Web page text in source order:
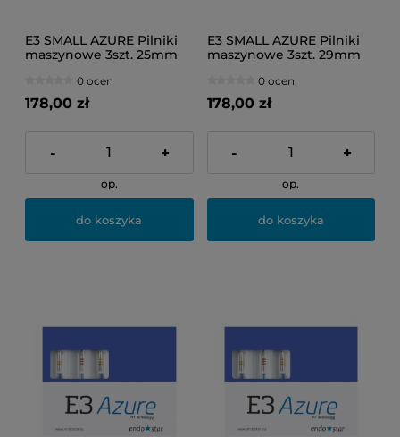
E3 SMALL AZURE Pilniki
maszynowe 3szt. 25mm
0 ocen
178,00 zł
- +
op.
do koszyka
E3 SMALL AZURE Pilniki
maszynowe 3szt. 29mm
0 ocen
178,00 zł
- +
op.
do koszyka